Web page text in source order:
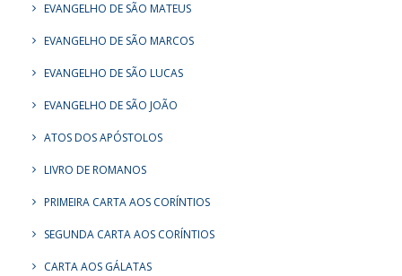
EVANGELHO DE SÃO MATEUS
EVANGELHO DE SÃO MARCOS
EVANGELHO DE SÃO LUCAS
EVANGELHO DE SÃO JOÃO
ATOS DOS APÓSTOLOS
LIVRO DE ROMANOS
PRIMEIRA CARTA AOS CORÍNTIOS
SEGUNDA CARTA AOS CORÍNTIOS
CARTA AOS GÁLATAS